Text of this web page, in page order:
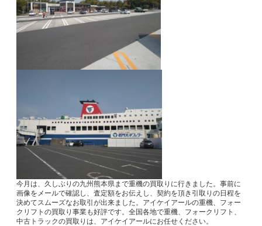
今月は、久しぶりの九州熊本県まで重機の買取りに行きました。事前に
画像をメールで確認し、査定額をお伝えし、契約を頂き引取りの日程を
決めてスムーズなお取引が出来ました。アイケイアールの重機、フォー
クリフトの買取り事業も好評です。全国各地で重機、フォークリフト、
中古トラックの買取りは、アイケイアールにお任せください。